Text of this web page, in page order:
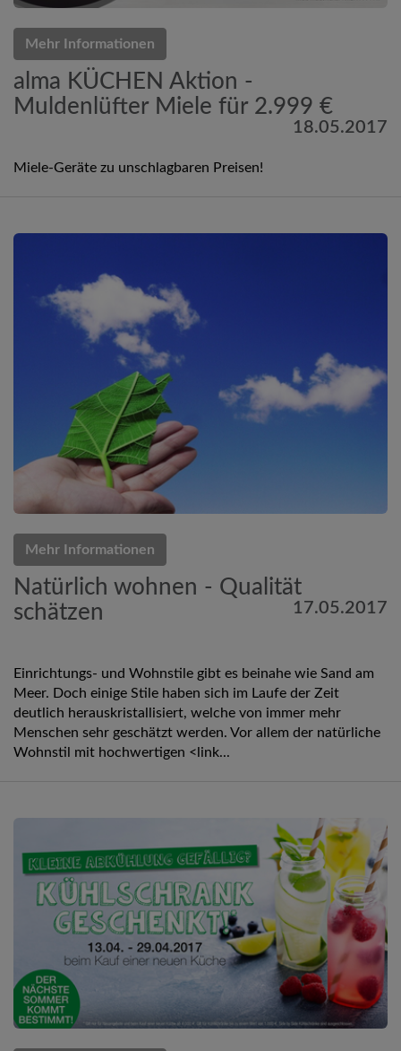
Mehr Informationen
alma KÜCHEN Aktion -
Muldenlüfter Miele für 2.999 €
18.05.2017
Miele-Geräte zu unschlagbaren Preisen!
Mehr Informationen
Natürlich wohnen - Qualität
schätzen
17.05.2017
Einrichtungs- und Wohnstile gibt es beinahe wie Sand am
Meer. Doch einige Stile haben sich im Laufe der Zeit
deutlich herauskristallisiert, welche von immer mehr
Menschen sehr geschätzt werden. Vor allem der natürliche
Wohnstil mit hochwertigen <link...